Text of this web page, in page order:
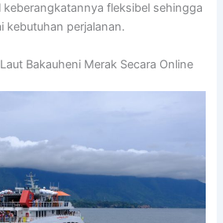
keberangkatannya fleksibel sehingga
kebutuhan perjalanan.
Bakauheni Merak Secara Online